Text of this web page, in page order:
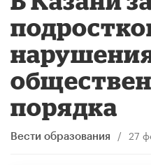
порядка
Вести образования / 27